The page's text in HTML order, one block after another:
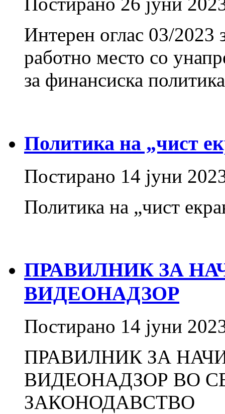
Интерен оглас 03/2023
работно место со
за финансиска политика
Политика на „чист
Постирано 14 јуни
Политика на „чист
ПРАВИЛНИК ЗА
ВИДЕОНАДЗОР
Постирано 14 јуни
ПРАВИЛНИК ЗА
ВИДЕОНАДЗОР ВО
ЗАКОНОДАВСТВО